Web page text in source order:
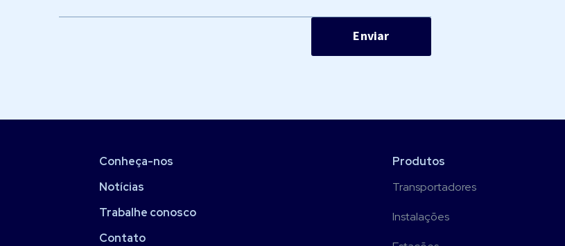
Conheça-nos
Notícias
Trabalhe conosco
Contato
Produtos
Transportadores
Instalações